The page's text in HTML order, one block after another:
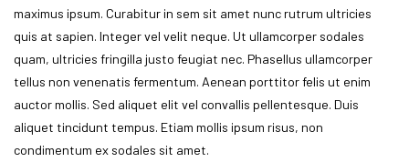
maximus ipsum. Curabitur in sem sit amet nunc rutrum ultricies
quis at sapien. Integer vel velit neque. Ut ullamcorper sodales
quam, ultricies fringilla justo feugiat nec. Phasellus ullamcorper
tellus non venenatis fermentum. Aenean porttitor felis ut enim
auctor mollis. Sed aliquet elit vel convallis pellentesque. Duis
aliquet tincidunt tempus. Etiam mollis ipsum risus, non
condimentum ex sodales sit amet.